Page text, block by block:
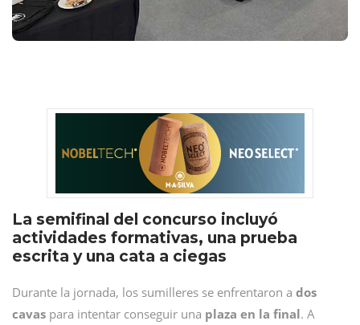
La semifinal del concurso incluyó
actividades formativas, una prueba
escrita y una cata a ciegas
Durante la jornada, los sumilleres se enfrentaron a dos
cavas para intentar conseguir una plaza en la final. A